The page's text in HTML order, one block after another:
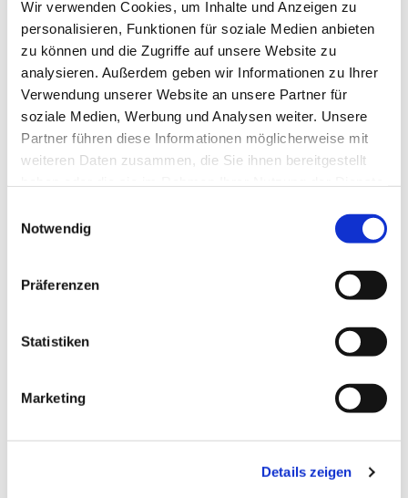
Wir verwenden Cookies, um Inhalte und Anzeigen zu
personalisieren, Funktionen für soziale Medien anbieten
zu können und die Zugriffe auf unsere Website zu
analysieren. Außerdem geben wir Informationen zu Ihrer
Verwendung unserer Website an unsere Partner für
soziale Medien, Werbung und Analysen weiter. Unsere
Partner führen diese Informationen möglicherweise mit
weiteren Daten zusammen, die Sie ihnen bereitgestellt
Notwendig
Präferenzen
Statistiken
Marketing
Details zeigen